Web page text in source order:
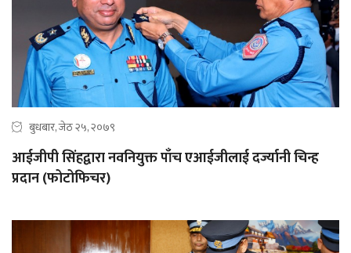
बुधबार, जेठ २५, २०७९
आईजीपी सिंहद्वारा नवनियुक्त पाँच एआईजीलाई दर्ज्यानी चिन्ह
प्रदान (फोटोफिचर)